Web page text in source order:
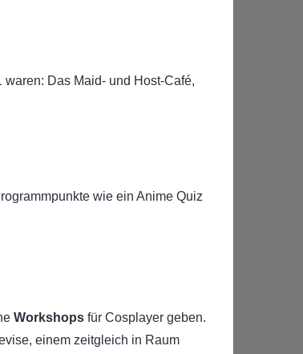
Das Maid- und Host-Café,
wie ein Anime Quiz
Workshops für Cosplayer geben.
einem zeitgleich in Raum